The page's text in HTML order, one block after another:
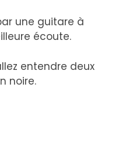
une guitare à
écoute.
entendre deux
noire.